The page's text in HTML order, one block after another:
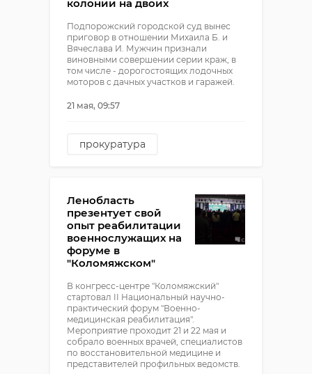
колонии на двоих
Подпорожский городской суд вынес
приговор в отношении Михаила Б. и
Вячеслава И. Мужчин признали
виновными совершении серии краж, в
том числе - дорогостоящих лодочных
моторов с дачных участков и гаражей.
21 мая, 09:57
прокуратура
Ленобласть
презентует свой
опыт реабилитации
военнослужащих на
форуме в
"Коломяжском"
В конгресс-центре "Коломяжский"
стартовал II Национальный научно-
практический форум "Военно-
медицинская реабилитация".
Мероприятие проходит 21 и 22 мая и
собрало военных врачей, специалистов
по восстановительной медицине и
представителей профильных ведомств.